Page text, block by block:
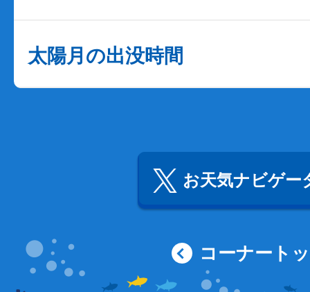
太陽月の出没時間
お天気ナビゲー
コーナート